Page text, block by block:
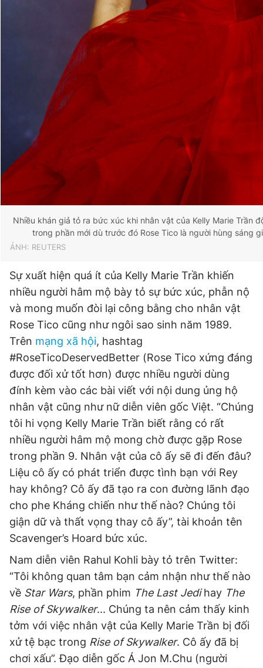
Nhiều khán giả tỏ ra bức xúc khi nhân vật của Kelly Marie Trần
trong phần mới dù trước đó Rose Tico là người hùng sáng
ẢNH: REUTERS
Sự xuất hiện quá ít của Kelly Marie Trần khiến
nhiều người hâm mộ bày tỏ sự bức xúc, phẫn nộ
và mong muốn đòi lại công bằng cho nhân vật
Rose Tico cũng như ngôi sao sinh năm 1989.
Trên mạng xã hội, hashtag
#RoseTicoDeservedBetter (Rose Tico xứng đáng
được đối xử tốt hơn) được nhiều người dùng
đính kèm vào các bài viết với nội dung ủng hộ
nhân vật cũng như nữ diễn viên gốc Việt. “Chúng
tôi hi vọng Kelly Marie Trần biết rằng có rất
nhiều người hâm mộ mong chờ được gặp Rose
trong phần 9. Nhân vật của cô ấy sẽ đi đến đâu?
Liệu cô ấy có phát triển được tình bạn với Rey
hay không? Cô ấy đã tạo ra con đường lãnh đạo
cho phe Kháng chiến như thế nào? Chúng tôi
giận dữ và thất vọng thay cô ấy”, tài khoản tên
Scavenger’s Hoard bức xúc.
Nam diễn viên Rahul Kohli bày tỏ trên Twitter:
“Tôi không quan tâm bạn cảm nhận như thế nào
về Star Wars, phần phim The Last Jedihay The
Rise of Skywalker... Chúng ta nên cảm thấy kinh
tởm với việc nhân vật của Kelly Marie Trần bị đối
xử tệ bạc trong Rise of Skywalker. Cô ấy đã bị
chơi xấu”. Đạo diễn gốc Á Jon M.Chu (người